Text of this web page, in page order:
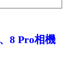
8 Pro相機